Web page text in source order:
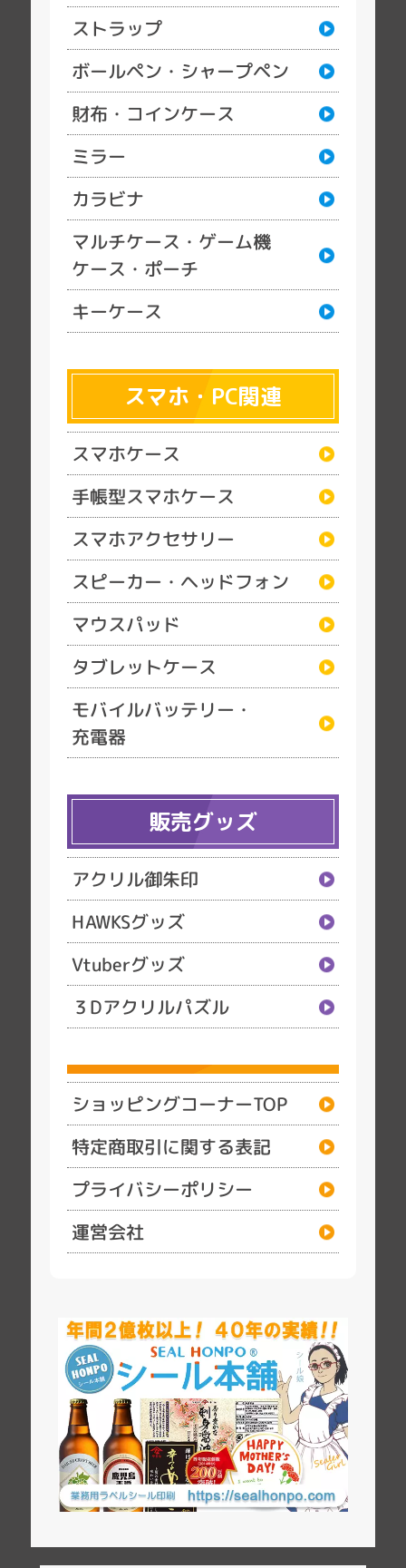
ストラップ
ボールペン・シャープペン
財布・コインケース
ミラー
カラビナ
マルチケース・ゲーム機
ケース・ポーチ
キーケース
スマホ・PC関連
スマホケース
手帳型スマホケース
スマホアクセサリー
スピーカー・ヘッドフォン
マウスパッド
タブレットケース
モバイルバッテリー・
充電器
販売グッズ
アクリル御朱印
HAWKSグッズ
Vtuberグッズ
３Dアクリルパズル
ショッピングコーナーTOP
特定商取引に関する表記
プライバシーポリシー
運営会社